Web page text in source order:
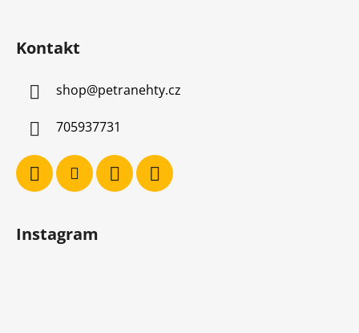
Kontakt
shop@petranehty.cz
705937731
Instagram